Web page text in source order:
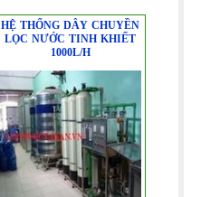
HỆ THỐNG DÂY CHUYỀN
LỌC NƯỚC TINH KHIẾT
1000L/H